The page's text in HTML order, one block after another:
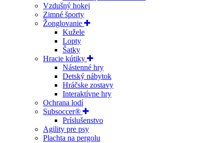
Vzdušný hokej
Zimné športy
Žonglovanie
Kužele
Lopty
Šatky
Hracie kútiky
Nástenné hry
Detský nábytok
Hráčske zostavy
Interaktívne hry
Ochrana lodí
Subsoccer®
Príslušenstvo
Agility pre psy
Plachta na pergolu